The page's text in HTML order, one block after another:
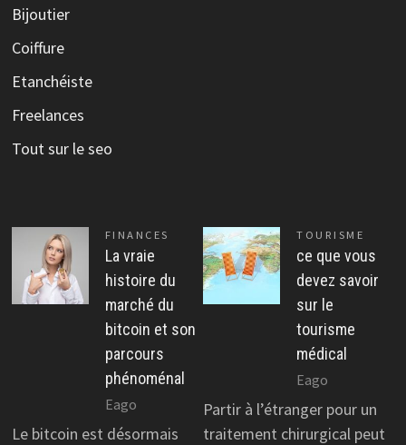
Bijoutier
Coiffure
Etanchéiste
Freelances
Tout sur le seo
FINANCES
La vraie
histoire du
marché du
bitcoin et son
parcours
phénoménal
Eago
Le bitcoin est désormais
TOURISME
ce que vous
devez savoir
sur le
tourisme
médical
Eago
Partir à l’étranger pour un
traitement chirurgical peut